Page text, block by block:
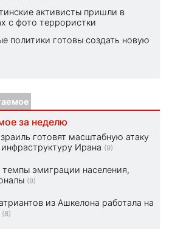
активисты пришли в
с фото террористки
политики готовы создать новую
за неделю
готовят масштабную атаку
Ирана (9)
эмиграции населения,
(9)
из Ашкелона работала на
(8)